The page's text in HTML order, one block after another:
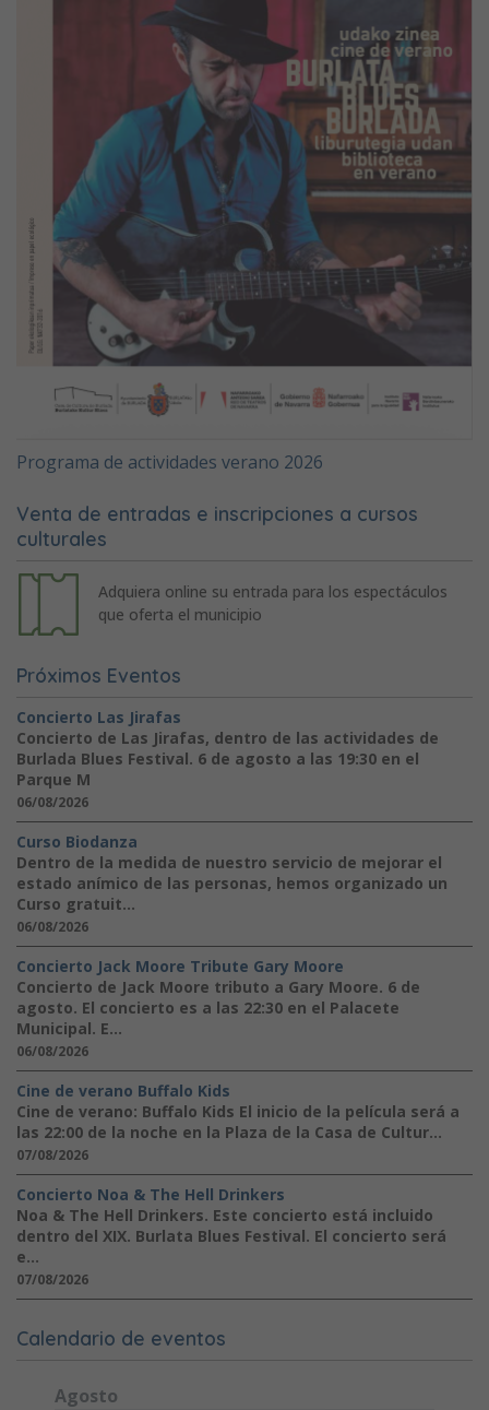
Programa de actividades verano 2026
Venta de entradas e inscripciones a cursos
culturales
Adquiera online su entrada para los espectáculos
que oferta el municipio
Próximos Eventos
Concierto Las Jirafas
Concierto de Las Jirafas, dentro de las actividades de
Burlada Blues Festival. 6 de agosto a las 19:30 en el
Parque M
06/08/2026
Curso Biodanza
Dentro de la medida de nuestro servicio de mejorar el
estado anímico de las personas, hemos organizado un
Curso gratuit...
06/08/2026
Concierto Jack Moore Tribute Gary Moore
Concierto de Jack Moore tributo a Gary Moore. 6 de
agosto. El concierto es a las 22:30 en el Palacete
Municipal. E...
06/08/2026
Cine de verano Buffalo Kids
Cine de verano: Buffalo Kids El inicio de la película será a
las 22:00 de la noche en la Plaza de la Casa de Cultur...
07/08/2026
Concierto Noa & The Hell Drinkers
Noa & The Hell Drinkers. Este concierto está incluido
dentro del XIX. Burlata Blues Festival. El concierto será
e...
07/08/2026
Calendario de eventos
Agosto